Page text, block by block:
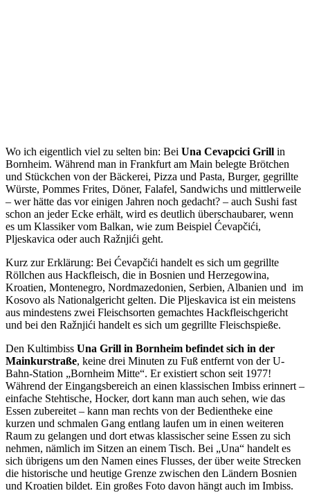
Wo ich eigentlich viel zu selten bin: Bei Una Cevapcici Grill in
Bornheim. Während man in Frankfurt am Main belegte Brötchen
und Stückchen von der Bäckerei, Pizza und Pasta, Burger, gegrillte
Würste, Pommes Frites, Döner, Falafel, Sandwichs und mittlerweile
– wer hätte das vor einigen Jahren noch gedacht? – auch Sushi fast
schon an jeder Ecke erhält, wird es deutlich überschaubarer, wenn
es um Klassiker vom Balkan, wie zum Beispiel Ćevapčići,
Pljeskavica oder auch Ražnjići geht.
Kurz zur Erklärung: Bei Ćevapčići handelt es sich um gegrillte
Röllchen aus Hackfleisch, die in Bosnien und Herzegowina,
Kroatien, Montenegro, Nordmazedonien, Serbien, Albanien und im
Kosovo als Nationalgericht gelten. Die Pljeskavica ist ein meistens
aus mindestens zwei Fleischsorten gemachtes Hackfleischgericht
und bei den Ražnjići handelt es sich um gegrillte Fleischspieße.
Den Kultimbiss Una Grill in Bornheim befindet sich in der
Mainkurstraße, keine drei Minuten zu Fuß entfernt von der U-
Bahn-Station „Bornheim Mitte“. Er existiert schon seit 1977!
Während der Eingangsbereich an einen klassischen Imbiss erinnert –
einfache Stehtische, Hocker, dort kann man auch sehen, wie das
Essen zubereitet – kann man rechts von der Bedientheke eine
kurzen und schmalen Gang entlang laufen um in einen weiteren
Raum zu gelangen und dort etwas klassischer seine Essen zu sich
nehmen, nämlich im Sitzen an einem Tisch. Bei „Una“ handelt es
sich übrigens um den Namen eines Flusses, der über weite Strecken
die historische und heutige Grenze zwischen den Ländern Bosnien
und Kroatien bildet. Ein großes Foto davon hängt auch im Imbiss.